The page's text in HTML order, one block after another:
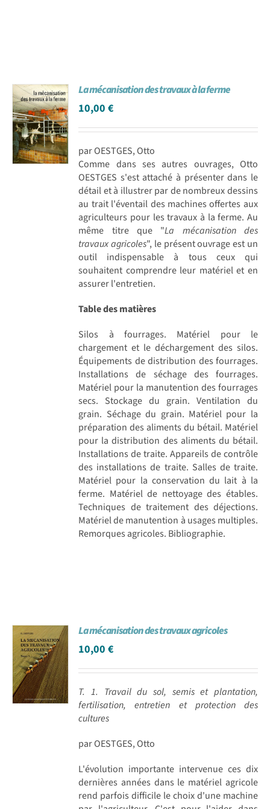
La mécanisation des travaux à la ferme
10,00€
par OESTGES, Otto
Comme dans ses autres ouvrages, Otto
OESTGES s'est attaché à présenter dans le
détail et à illustrer par de nombreux dessins
au trait l'éventail des machines offertes aux
agriculteurs pour les travaux à la ferme. Au
même titre que "La mécanisation des
travaux agricoles", le présent ouvrage est un
outil indispensable à tous ceux qui
souhaitent comprendre leur matériel et en
assurer l'entretien.
Table des matières
Silos à fourrages. Matériel pour le
chargement et le déchargement des silos.
Équipements de distribution des fourrages.
Installations de séchage des fourrages.
Matériel pour la manutention des fourrages
secs. Stockage du grain. Ventilation du
grain. Séchage du grain. Matériel pour la
préparation des aliments du bétail. Matériel
pour la distribution des aliments du bétail.
Installations de traite. Appareils de contrôle
des installations de traite. Salles de traite.
Matériel pour la conservation du lait à la
ferme. Matériel de nettoyage des étables.
Techniques de traitement des déjections.
Matériel de manutention à usages multiples.
Remorques agricoles. Bibliographie.
La mécanisation des travaux agricoles
10,00€
T. 1. Travail du sol, semis et plantation,
fertilisation, entretien et protection des
cultures
par OESTGES, Otto
L'évolution importante intervenue ces dix
dernières années dans le matériel agricole
rend parfois difficile le choix d'une machine